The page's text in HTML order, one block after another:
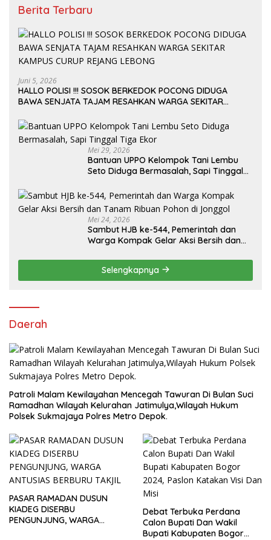
Berita Terbaru
Juni 5, 2026
HALLO POLISI !!! SOSOK BERKEDOK POCONG DIDUGA
BAWA SENJATA TAJAM RESAHKAN WARGA SEKITAR
Mei 29, 2026
Bantuan UPPO Kelompok Tani Lembu
Seto Diduga Bermasalah, Sapi Tinggal
Mei 24, 2026
Sambut HJB ke-544, Pemerintah dan
Warga Kompak Gelar Aksi Bersih dan
Selengkapnya
Daerah
Patroli Malam Kewilayahan Mencegah Tawuran Di Bulan Suci
Ramadhan Wilayah Kelurahan Jatimulya,Wilayah Hukum
Polsek Sukmajaya Polres Metro Depok.
PASAR RAMADAN DUSUN
KIADEG DISERBU
PENGUNJUNG, WARGA
Debat Terbuka Perdana
Calon Bupati Dan Wakil
Bupati Kabupaten Bogor